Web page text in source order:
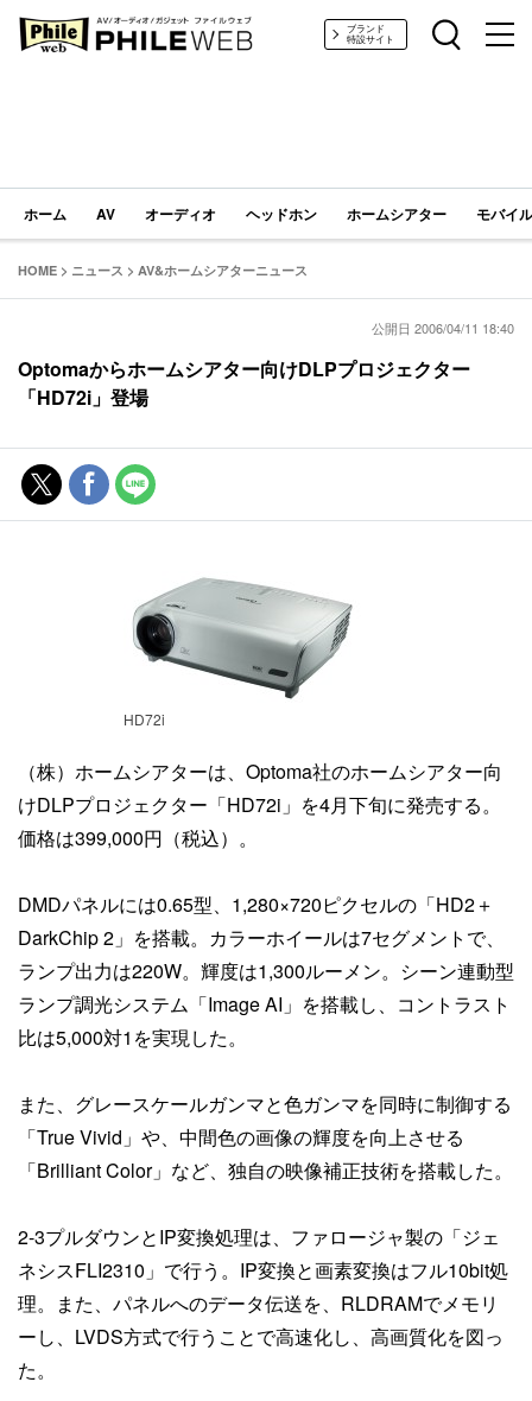
PHILE WEB｜AV/オーディオ/ガジェットブランド
特設サイト
ホーム AV オーディオ ヘッドホン ホームシアター モバイ
HOME > ニュース > AV&ホームシアターニュース
公開日 2006/04/11 18:40
Optomaからホームシアター向けDLPプロジェクター
「HD72i」登場
HD72i
（株）ホームシアターは、Optoma社のホームシアター向
けDLPプロジェクター「HD72i」を4月下旬に発売する。
価格は399,000円（税込）。
DMDパネルには0.65型、1,280×720ピクセルの「HD2＋
DarkChip 2」を搭載。カラーホイールは7セグメントで、
ランプ出力は220W。輝度は1,300ルーメン。シーン連動型
ランプ調光システム「Image AI」を搭載し、コントラスト
比は5,000対1を実現した。
また、グレースケールガンマと色ガンマを同時に制御する
「True Vivid」や、中間色の画像の輝度を向上させる
「Brilliant Color」など、独自の映像補正技術を搭載した。
2-3プルダウンとIP変換処理は、ファロージャ製の「ジェ
ネシスFLI2310」で行う。IP変換と画素変換はフル10bit処
理。また、パネルへのデータ伝送を、RLDRAMでメモリ
ーし、LVDS方式で行うことで高速化し、高画質化を図っ
た。